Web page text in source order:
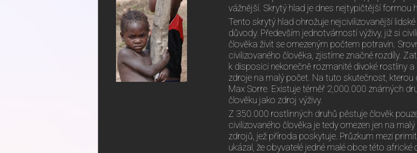
vážnější. Skrytý hlad je dnes nejtypičtější
Tento skrytý hlad ohrožuje nejcivilizovanější
důvody. Především jednotvárností výživy, již si
člověka živit se omezeným počtem potravin.
civilizovaného člověka, zjistíme značné rozdíly.
k disposici nekonečně rozmanité divoké rostliny
zdroje na malý počet. Na tuto skutečnost, kterou
Max Sorre. Existuje téměř 2,000.000 známých
člověku jako zdroj výživy.
Z 350.000 rostlinných druhů pěstuje člověk
civilizovaného člověka je tedy omezen jen na
zdrojů, jež příroda poskytuje. Průzkum mezi
ukázal, že obyvatelé jedné malé obce této